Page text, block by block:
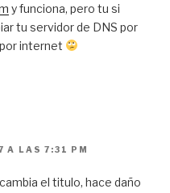
y funciona, pero tu si
tu servidor de DNS por
internet
A LAS 7:31 PM
el titulo, hace daño